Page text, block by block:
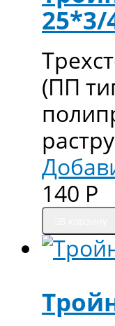
25*3/
(ПП
140 Р